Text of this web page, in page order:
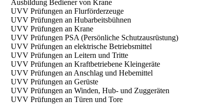
Ausbildung Bediener von Krane
UVV Prüfungen an Flurförderzeuge
UVV Prüfungen an Hubarbeitsbühnen
UVV Prüfungen an Krane
UVV Prüfungen PSA (Persönliche Schutzausrüstung)
UVV Prüfungen an elektrische Betriebsmittel
UVV Prüfungen an Leitern und Tritte
UVV Prüfungen an Kraftbetriebene Kleingeräte
UVV Prüfungen an Anschlag und Hebemittel
UVV Prüfungen an Gerüste
UVV Prüfungen an Winden, Hub- und Zuggeräten
UVV Prüfungen an Türen und Tore